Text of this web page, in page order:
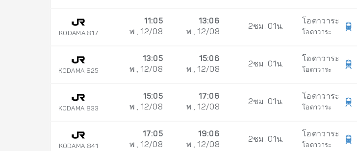
KODAMA 817
11:05
พ., 12/08
13:06
พ., 12/08
2ชม. 01น.
โอดาวาระ
โอดาวาระ
KODAMA 825
13:05
พ., 12/08
15:06
พ., 12/08
2ชม. 01น.
โอดาวาระ
โอดาวาระ
KODAMA 833
15:05
พ., 12/08
17:06
พ., 12/08
2ชม. 01น.
โอดาวาระ
โอดาวาระ
KODAMA 841
17:05
พ., 12/08
19:06
พ., 12/08
2ชม. 01น.
โอดาวาระ
โอดาวาระ